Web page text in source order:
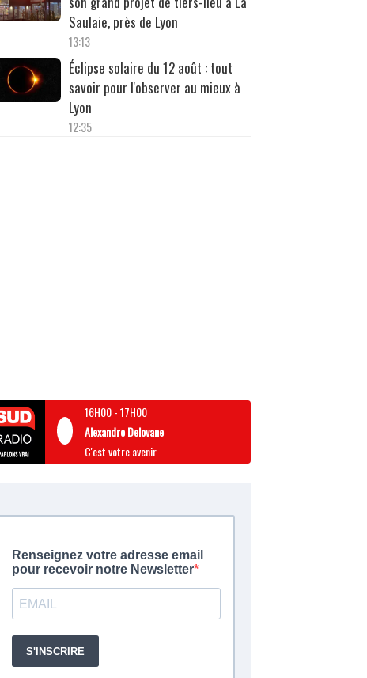
Saulaie, près de Lyon
13:13
Éclipse solaire du 12 août : tout
savoir pour l'observer au mieux à
Lyon
12:35
16H00-17H00
Alexandre Delovane
C'est votre avenir